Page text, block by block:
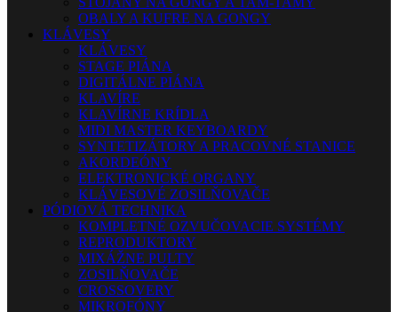
OBALY A KUFRE NA GONGY
KLÁVESY
KLÁVESY
STAGE PIÁNA
DIGITÁLNE PIÁNA
KLAVÍRE
KLAVÍRNE KRÍDLA
MIDI MASTER KEYBOARDY
SYNTETIZÁTORY A PRACOVNÉ STANICE
AKORDEÓNY
ELEKTRONICKÉ ORGANY
KLÁVESOVÉ ZOSILŇOVAČE
PÓDIOVÁ TECHNIKA
KOMPLETNÉ OZVUČOVACIE SYSTÉMY
REPRODUKTORY
MIXÁŽNE PULTY
ZOSILŇOVAČE
CROSSOVERY
MIKROFÓNY